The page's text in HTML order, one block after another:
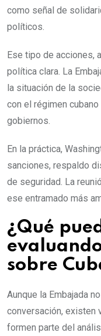
como señal de
políticos.
Ese tipo de acciones,
política clara. La
la situación de la
con el régimen
gobiernos.
En la práctica,
sanciones, respaldo
de seguridad. La
ese entramado más
¿Qué
sobre
Aunque la Embajada
conversación, existen
formen parte del